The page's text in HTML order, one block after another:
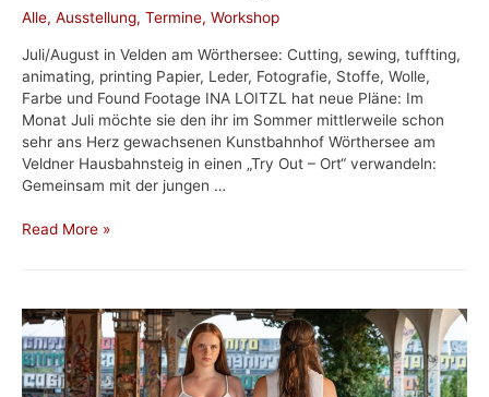
Alle, Ausstellung, Termine, Workshop
Juli/August in Velden am Wörthersee: Cutting, sewing, tuffting,
animating, printing Papier, Leder, Fotografie, Stoffe, Wolle,
Farbe und Found Footage INA LOITZL hat neue Pläne: Im
Monat Juli möchte sie den ihr im Sommer mittlerweile schon
sehr ans Herz gewachsenen Kunstbahnhof Wörthersee am
Veldner Hausbahnsteig in einen „Try Out – Ort“ verwandeln:
Gemeinsam mit der jungen …
„LET’s
Ausstellung
INA
LOITZL
Read More »